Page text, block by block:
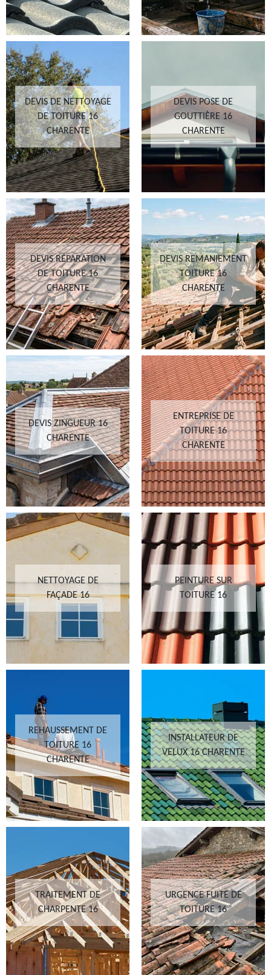
DEVIS DE NETTOYAGE
DE TOITURE 16
CHARENTE
DEVIS POSE DE
GOUTTIÈRE 16
CHARENTE
DEVIS RÉPARATION
DE TOITURE 16
CHARENTE
DEVIS REMANIEMENT
TOITURE 16
CHARENTE
DEVIS ZINGUEUR 16
CHARENTE
ENTREPRISE DE
TOITURE 16
CHARENTE
NETTOYAGE DE
FAÇADE 16
PEINTURE SUR
TOITURE 16
REHAUSSEMENT DE
TOITURE 16
CHARENTE
INSTALLATEUR DE
VELUX 16 CHARENTE
TRAITEMENT DE
CHARPENTE 16
URGENCE FUITE DE
TOITURE 16